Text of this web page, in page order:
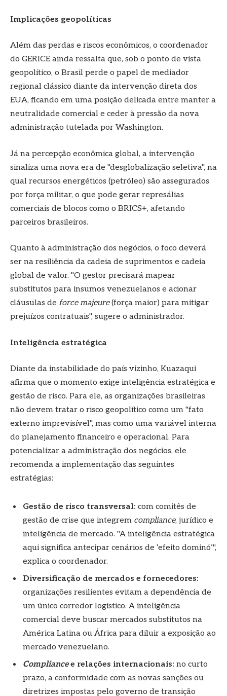
Implicações geopolíticas
Além das perdas e riscos econômicos, o coordenador
do GERICE ainda ressalta que, sob o ponto de vista
geopolítico, o Brasil perde o papel de mediador
regional clássico diante da intervenção direta dos
EUA, ficando em uma posição delicada entre manter a
neutralidade comercial e ceder à pressão da nova
administração tutelada por Washington.
Já na percepção econômica global, a intervenção
sinaliza uma nova era de "desglobalização seletiva", na
qual recursos energéticos (petróleo) são assegurados
por força militar, o que pode gerar represálias
comerciais de blocos como o BRICS+, afetando
parceiros brasileiros.
Quanto à administração dos negócios, o foco deverá
ser na resiliência da cadeia de suprimentos e cadeia
global de valor. "O gestor precisará mapear
substitutos para insumos venezuelanos e acionar
cláusulas de force majeure(força maior) para mitigar
prejuízos contratuais", sugere o administrador.
Inteligência estratégica
Diante da instabilidade do país vizinho, Kuazaqui
afirma que o momento exige inteligência estratégica e
gestão de risco. Para ele, as organizações brasileiras
não devem tratar o risco geopolítico como um "fato
externo imprevisível", mas como uma variável interna
do planejamento financeiro e operacional. Para
potencializar a administração dos negócios, ele
recomenda a implementação das seguintes
estratégias:
Gestão de risco transversal: com comitês de
gestão de crise que integrem compliance, jurídico e
inteligência de mercado. "A inteligência estratégica
aqui significa antecipar cenários de ‘efeito dominó’",
explica o coordenador.
Diversificação de mercados e fornecedores:
organizações resilientes evitam a dependência de
um único corredor logístico. A inteligência
comercial deve buscar mercados substitutos na
América Latina ou África para diluir a exposição ao
mercado venezuelano.
Compliancee relações internacionais: no curto
prazo, a conformidade com as novas sanções ou
diretrizes impostas pelo governo de transição